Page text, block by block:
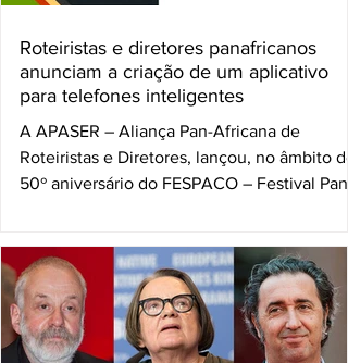
Roteiristas e diretores panafricanos
anunciam a criação de um aplicativo
para telefones inteligentes
A APASER – Aliança Pan-Africana de
Roteiristas e Diretores, lançou, no âmbito do
50º aniversário do FESPACO – Festival Pan-